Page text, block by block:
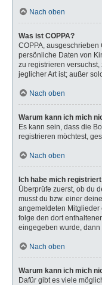
Nach oben
Was ist COPPA?
COPPA, ausgeschrieben
persönliche Daten von
zu registrieren
jeglicher Art ist; außer
Nach oben
Warum kann ich mich
Es kann sein, dass die
registrieren möchtest,
Nach oben
Ich habe mich
Überprüfe zuerst, ob du
musst du bzw. einer
angemeldeten Mitglieder
folge den dort
eingegeben wurde, dann
Nach oben
Warum kann ich mich
Dafür gibt es viele